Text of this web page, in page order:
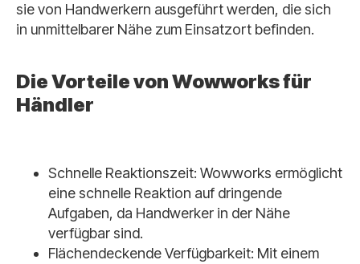
sie von Handwerkern ausgeführt werden, die sich
in unmittelbarer Nähe zum Einsatzort befinden.
Die Vorteile von Wowworks für
Händler
Schnelle Reaktionszeit: Wowworks ermöglicht
eine schnelle Reaktion auf dringende
Aufgaben, da Handwerker in der Nähe
verfügbar sind.
Flächendeckende Verfügbarkeit: Mit einem